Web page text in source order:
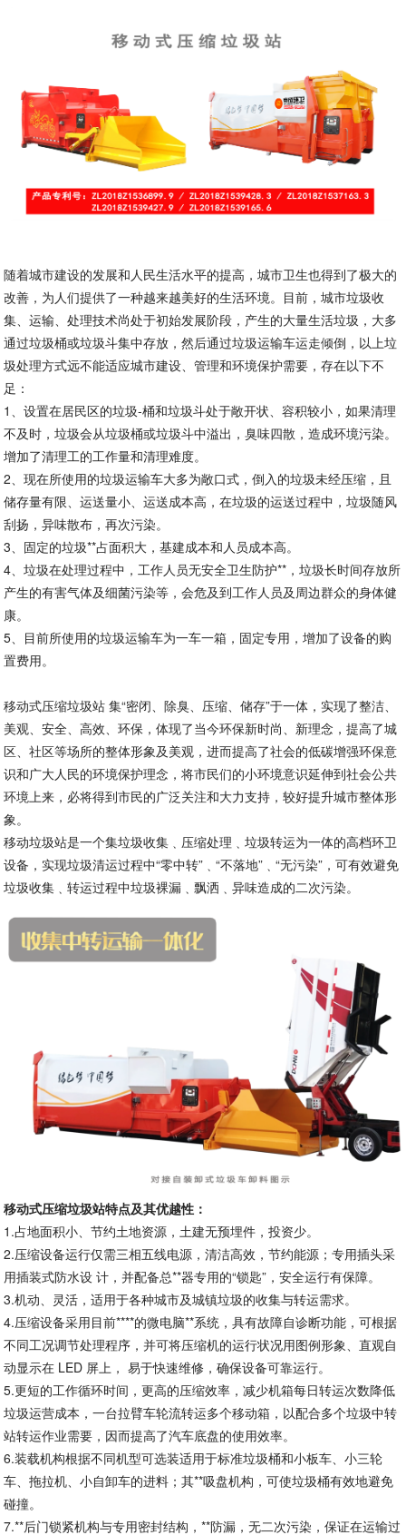
随着城市建设的发展和人民生活水平的提高，城市卫生也得到了极大的
改善，为人们提供了一种越来越美好的生活环境。目前，城市垃圾收
集、运输、处理技术尚处于初始发展阶段，产生的大量生活垃圾，大多
通过垃圾桶或垃圾斗集中存放，然后通过垃圾运输车运走倾倒，以上垃
圾处理方式远不能适应城市建设、管理和环境保护需要，存在以下不
足：
1、设置在居民区的垃圾-桶和垃圾斗处于敞开状、容积较小，如果清理
不及时，垃圾会从垃圾桶或垃圾斗中溢出，臭味四散，造成环境污染。
增加了清理工的工作量和清理难度。
2、现在所使用的垃圾运输车大多为敞口式，倒入的垃圾未经压缩，且
储存量有限、运送量小、运送成本高，在垃圾的运送过程中，垃圾随风
刮扬，异味散布，再次污染。
3、固定的垃圾**占面积大，基建成本和人员成本高。
4、垃圾在处理过程中，工作人员无安全卫生防护**，垃圾长时间存放所
产生的有害气体及细菌污染等，会危及到工作人员及周边群众的身体健
康。
5、目前所使用的垃圾运输车为一车一箱，固定专用，增加了设备的购
置费用。
移动式压缩垃圾站 集“密闭、除臭、压缩、储存”于一体，实现了整洁、
美观、安全、高效、环保，体现了当今环保新时尚、新理念，提高了城
区、社区等场所的整体形象及美观，进而提高了社会的低碳增强环保意
识和广大人民的环境保护理念，将市民们的小环境意识延伸到社会公共
环境上来，必将得到市民的广泛关注和大力支持，较好提升城市整体形
象。
移动垃圾站是一个集垃圾收集﹑压缩处理﹑垃圾转运为一体的高档环卫
设备，实现垃圾清运过程中“零中转”﹑“不落地”﹑“无污染”，可有效避免
垃圾收集﹑转运过程中垃圾裸漏﹑飘洒﹑异味造成的二次污染。
移动式压缩垃圾站特点及其优越性：
1.占地面积小、节约土地资源，土建无预埋件，投资少。
2.压缩设备运行仅需三相五线电源，清洁高效，节约能源；专用插头采
用插装式防水设 计，并配备总**器专用的“锁匙”，安全运行有保障。
3.机动、灵活，适用于各种城市及城镇垃圾的收集与转运需求。
4.压缩设备采用目前****的微电脑**系统，具有故障自诊断功能，可根据
不同工况调节处理程序，并可将压缩机的运行状况用图例形象、直观自
动显示在 LED 屏上， 易于快速维修，确保设备可靠运行。
5.更短的工作循环时间，更高的压缩效率，减少机箱每日转运次数降低
垃圾运营成本，一台拉臂车轮流转运多个移动箱，以配合多个垃圾中转
站转运作业需要，因而提高了汽车底盘的使用效率。
6.装载机构根据不同机型可选装适用于标准垃圾桶和小板车、小三轮
车、拖拉机、小自卸车的进料；其**吸盘机构，可使垃圾桶有效地避免
碰撞。
7.**后门锁紧机构与专用密封结构，**防漏，无二次污染，保证在运输过